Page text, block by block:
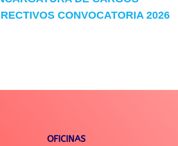
CONVOCATORIA 2026
OFICINAS